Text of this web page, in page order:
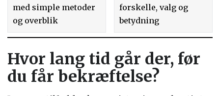
med simple metoder
og overblik
forskelle, valg og
betydning
Hvor lang tid går der, før
du får bekræftelse?